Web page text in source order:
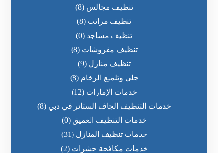
تنظيف مجالس (8)
تنظيف مراتب (8)
تنظيف مساجد (0)
تنظيف مفروشات (8)
تنظيف منازل (9)
جلي وتلميع الرخام (8)
خدمات الإمارات (12)
خدمات التنظيف الجاف الستائر في دبي (8)
خدمات التنظيف العميق (0)
خدمات تنظيف المنازل (31)
خدمات مكافحة حشرات (2)